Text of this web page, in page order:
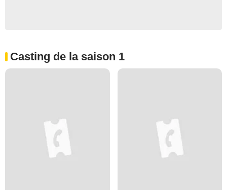
Casting de la saison 1